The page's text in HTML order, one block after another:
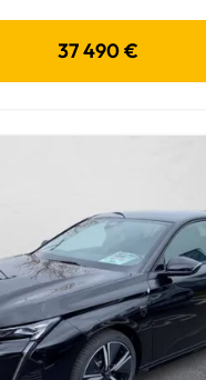
37 490 €